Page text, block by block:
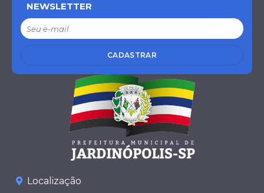
NEWSLETTER
CADASTRAR
Localização